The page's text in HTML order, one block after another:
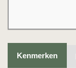
Kenmerken